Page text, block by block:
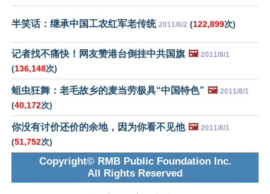
半笑话：继承中国工农红军老传统 2011/8/2 (122,899次)
记者找不痛快！网友赞港台倒挂中共国旗 🖼️ 2011/8/1
(136,148次)
蛆虫狂舞：老毛故乡的麦当劳极具“中国特色” 🖼️ 2011/8/1
(40,172次)
你没有讨价还价的余地，因为你看不见他 🖼️ 2011/8/1
(51,752次)
Copyright© RMB Public Foundation Inc.
All Rights Reserved